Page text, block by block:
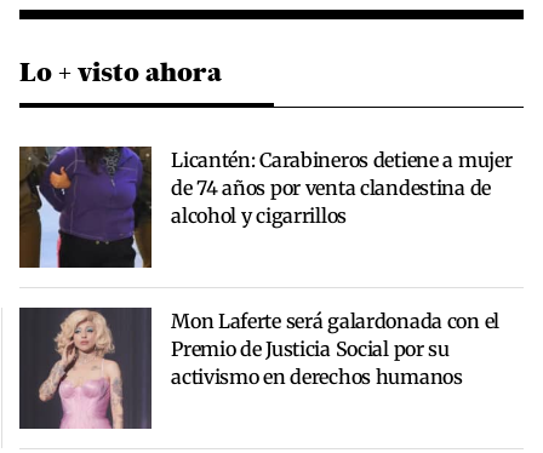
Lo + visto ahora
Licantén: Carabineros detiene a mujer
de 74 años por venta clandestina de
alcohol y cigarrillos
Mon Laferte será galardonada con el
Premio de Justicia Social por su
activismo en derechos humanos